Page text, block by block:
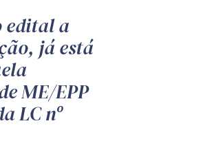
edital a
já está
ME/EPP
LC nº